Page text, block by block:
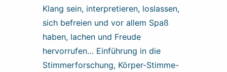
Klang sein, interpretieren, loslassen,
sich befreien und vor allem Spaß
haben, lachen und Freude
hervorrufen… Einführung in die
Stimmerforschung, Körper-Stimme-